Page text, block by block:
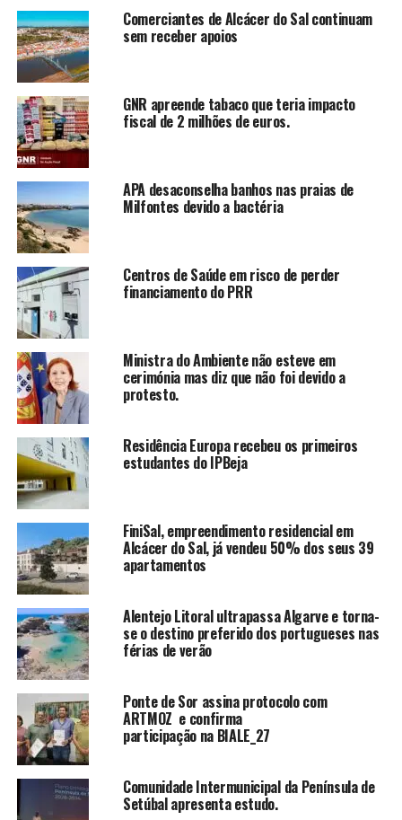
Comerciantes de Alcácer do Sal continuam
sem receber apoios
GNR apreende tabaco que teria impacto
fiscal de 2 milhões de euros.
APA desaconselha banhos nas praias de
Milfontes devido a bactéria
Centros de Saúde em risco de perder
financiamento do PRR
Ministra do Ambiente não esteve em
cerimónia mas diz que não foi devido a
protesto.
Residência Europa recebeu os primeiros
estudantes do IPBeja
FiniSal, empreendimento residencial em
Alcácer do Sal, já vendeu 50% dos seus 39
apartamentos
Alentejo Litoral ultrapassa Algarve e torna-
se o destino preferido dos portugueses nas
férias de verão
Ponte de Sor assina protocolo com
ARTMOZ e confirma
participação na BIALE_27
Comunidade Intermunicipal da Península de
Setúbal apresenta estudo.